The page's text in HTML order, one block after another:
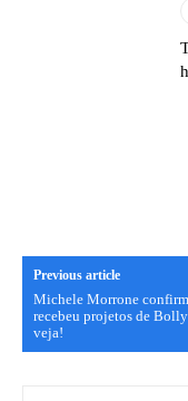
Previous article
Michele Morrone
recebeu projetos de
veja!